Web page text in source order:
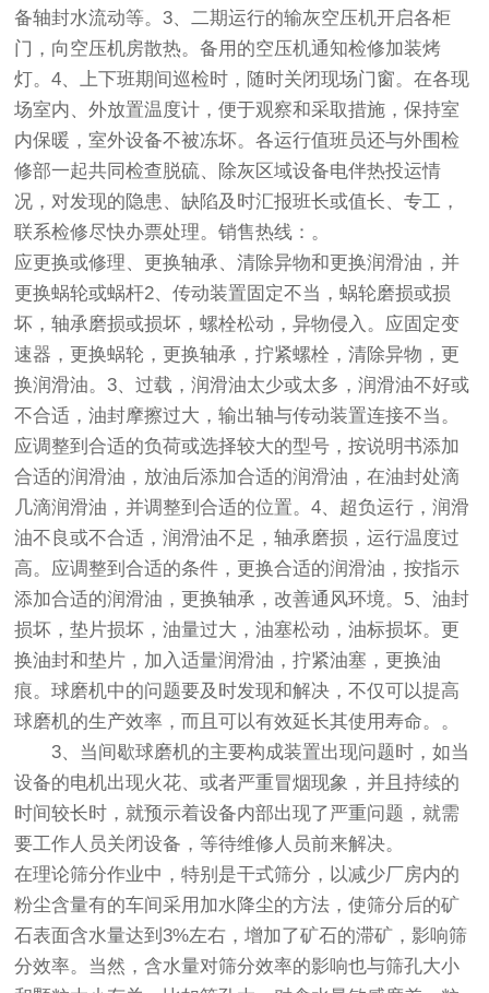
备轴封水流动等。3、二期运行的输灰空压机开启各柜
门，向空压机房散热。备用的空压机通知检修加装烤
灯。4、上下班期间巡检时，随时关闭现场门窗。在各现
场室内、外放置温度计，便于观察和采取措施，保持室
内保暖，室外设备不被冻坏。各运行值班员还与外围检
修部一起共同检查脱硫、除灰区域设备电伴热投运情
况，对发现的隐患、缺陷及时汇报班长或值长、专工，
联系检修尽快办票处理。销售热线：。
应更换或修理、更换轴承、清除异物和更换润滑油，并
更换蜗轮或蜗杆2、传动装置固定不当，蜗轮磨损或损
坏，轴承磨损或损坏，螺栓松动，异物侵入。应固定变
速器，更换蜗轮，更换轴承，拧紧螺栓，清除异物，更
换润滑油。3、过载，润滑油太少或太多，润滑油不好或
不合适，油封摩擦过大，输出轴与传动装置连接不当。
应调整到合适的负荷或选择较大的型号，按说明书添加
合适的润滑油，放油后添加合适的润滑油，在油封处滴
几滴润滑油，并调整到合适的位置。4、超负运行，润滑
油不良或不合适，润滑油不足，轴承磨损，运行温度过
高。应调整到合适的条件，更换合适的润滑油，按指示
添加合适的润滑油，更换轴承，改善通风环境。5、油封
损坏，垫片损坏，油量过大，油塞松动，油标损坏。更
换油封和垫片，加入适量润滑油，拧紧油塞，更换油
痕。球磨机中的问题要及时发现和解决，不仅可以提高
球磨机的生产效率，而且可以有效延长其使用寿命。。
3、当间歇球磨机的主要构成装置出现问题时，如当
设备的电机出现火花、或者严重冒烟现象，并且持续的
时间较长时，就预示着设备内部出现了严重问题，就需
要工作人员关闭设备，等待维修人员前来解决。
在理论筛分作业中，特别是干式筛分，以减少厂房内的
粉尘含量有的车间采用加水降尘的方法，使筛分后的矿
石表面含水量达到3%左右，增加了矿石的滞矿，影响筛
分效率。当然，含水量对筛分效率的影响也与筛孔大小